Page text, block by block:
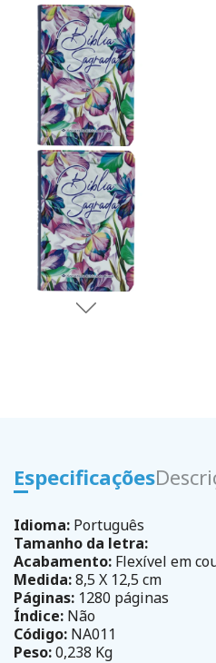
Especificações
Idioma: Português
Tamanho da letra:
Acabamento: Flexível em
Medida:8,5 X 12,5 cm
Páginas: 1280 páginas
Índice: Não
Código: NA011
Peso:0,238 Kg